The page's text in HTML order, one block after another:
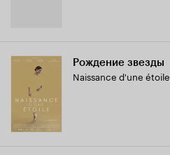
Рождение звезды
Naissance d'une étoile